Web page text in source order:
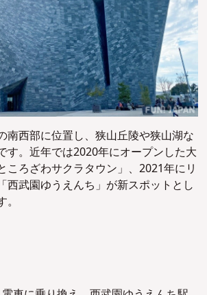
南西部に位置し、狭山丘陵や狭山湖な
す。近年では2020年にオープンした大
ころざわサクラタウン」、2021年にリ
西武園ゆうえんち」が新スポットとし